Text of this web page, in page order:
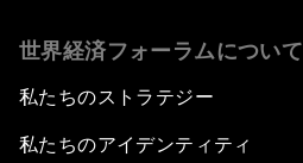
世界経済フォーラムについて
私たちのストラテジー
私たちのアイデンティティ